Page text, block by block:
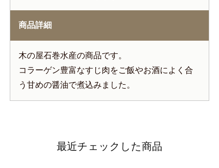
商品詳細
木の屋石巻水産の商品です。
コラーゲン豊富なすじ肉をご飯やお酒によく合
う甘めの醤油で煮込みました。
最近チェックした商品